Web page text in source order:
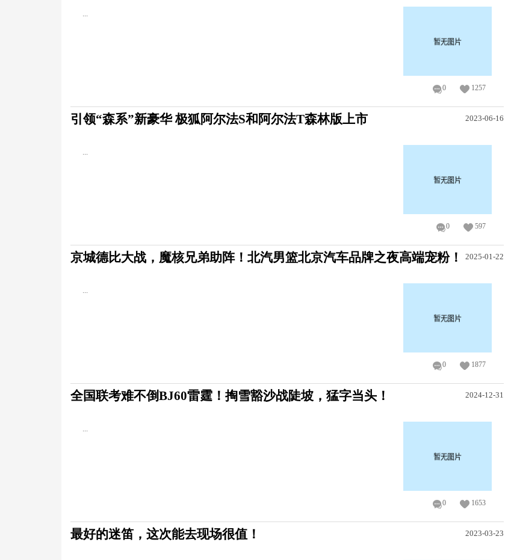
...
0 1257
引领“森系”新豪华 极狐阿尔法S和阿尔法T森林版上市 2023-06-16
...
0 597
京城德比大战，魔核兄弟助阵！北汽男篮北京汽车品牌之夜高端宠粉！ 2025-01-22
...
0 1877
全国联考难不倒BJ60雷霆！掏雪豁沙战陡坡，猛字当头！ 2024-12-31
...
0 1653
最好的迷笛，这次能去现场很值！ 2023-03-23